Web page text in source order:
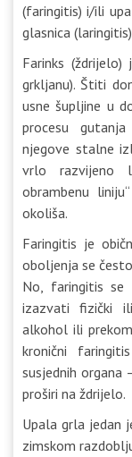
(faringitis) i/ili
glasnica
Farinks
grkljanu). Štiti
usne šupljine u
procesu
njegove stalne
vrlo razvijeno
obrambenu
okoliša.
Faringitis je
oboljenja se
No, faringitis
izazvati fizički
alkohol ili
kronični
susjednih organa
proširi na ždrijelo.
Upala grla jedan
zimskom